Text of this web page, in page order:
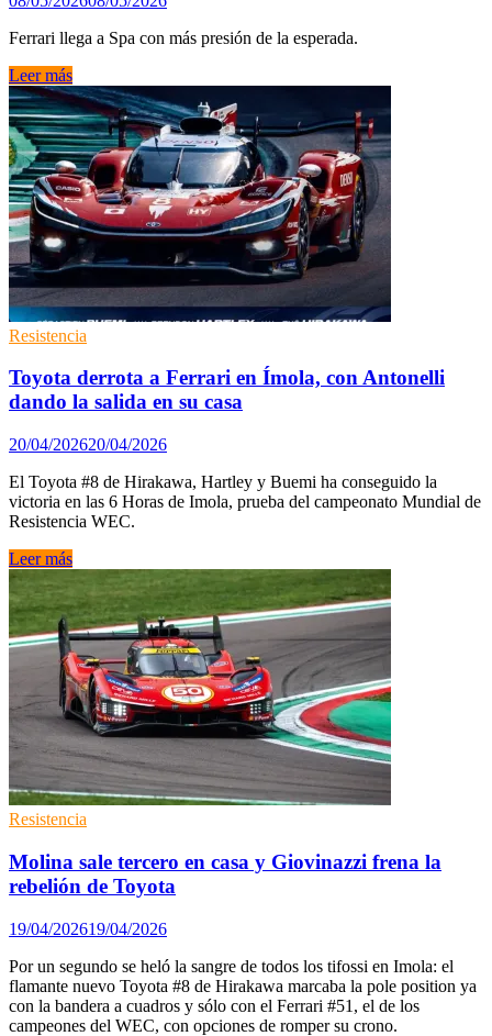
Ferrari llega a Spa con más presión de la esperada.
Miguel
Molina
y
Ferrari
se
la
juegan
antes
de
Le
Mans:
Toyota
mete
miedo
Spa
Leer más
Resistencia
Toyota derrota a Ferrari en Ímola, con Antonelli
dando la salida en su casa
20/04/202620/04/2026
El Toyota #8 de Hirakawa, Hartley y Buemi ha conseguido la
victoria en las 6 Horas de Imola, prueba del campeonato Mundial de
Resistencia WEC.
Toyota
derrota
a
Ferrari
en
Antonelli
dando
la
salida
en
su
casa
Leer más
Resistencia
Molina sale tercero en casa y Giovinazzi frena la
rebelión de Toyota
19/04/202619/04/2026
Por un segundo se heló la sangre de todos los tifossi en Imola: el
flamante nuevo Toyota #8 de Hirakawa marcaba la pole position ya
con la bandera a cuadros y sólo con el Ferrari #51, el de los
campeones del WEC, con opciones de romper su crono.